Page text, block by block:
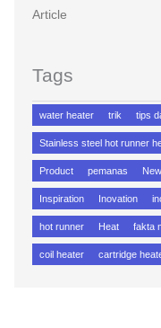
Article
Tags
water heater trik tips
Stainless steel hot runner
Product pemanas
Inspiration Inovation
hot runner Heat fakta
coil heater cartridge